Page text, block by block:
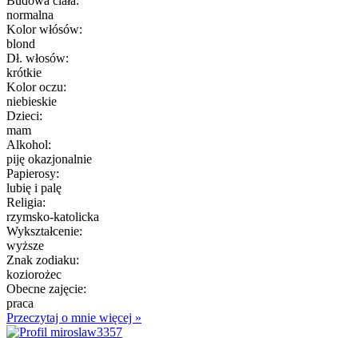
normalna
Kolor włósów:
blond
Dł. włosów:
krótkie
Kolor oczu:
niebieskie
Dzieci:
mam
Alkohol:
piję okazjonalnie
Papierosy:
lubię i palę
Religia:
rzymsko-katolicka
Wykształcenie:
wyższe
Znak zodiaku:
koziorożec
Obecne zajęcie:
praca
Przeczytaj o mnie więcej »